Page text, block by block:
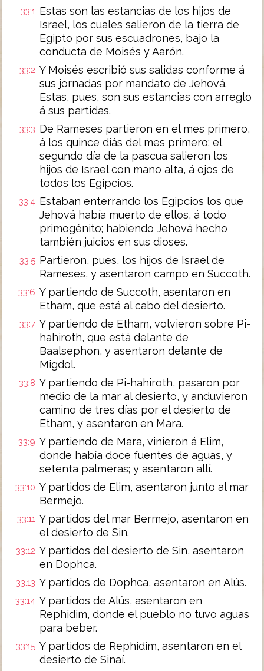
33:1 Estas son las estancias de los hijos de
Israel, los cuales salieron de la tierra de
Egipto por sus escuadrones, bajo la
conducta de Moisés y Aarón.
33:2 Y Moisés escribió sus salidas conforme á
sus jornadas por mandato de Jehová.
Estas, pues, son sus estancias con arreglo
á sus partidas.
33:3 De Rameses partieron en el mes primero,
á los quince diás del mes primero: el
segundo día de la pascua salieron los
hijos de Israel con mano alta, á ojos de
todos los Egipcios.
33:4 Estaban enterrando los Egipcios los que
Jehová había muerto de ellos, á todo
primogénito; habiendo Jehová hecho
también juicios en sus dioses.
33:5 Partieron, pues, los hijos de Israel de
Rameses, y asentaron campo en Succoth.
33:6 Y partiendo de Succoth, asentaron en
Etham, que está al cabo del desierto.
33:7 Y partiendo de Etham, volvieron sobre Pi-
hahiroth, que está delante de
Baalsephon, y asentaron delante de
Migdol.
33:8 Y partiendo de Pi-hahiroth, pasaron por
medio de la mar al desierto, y anduvieron
camino de tres días por el desierto de
Etham, y asentaron en Mara.
33:9 Y partiendo de Mara, vinieron á Elim,
donde había doce fuentes de aguas, y
setenta palmeras; y asentaron allí.
33:10 Y partidos de Elim, asentaron junto al mar
Bermejo.
33:11 Y partidos del mar Bermejo, asentaron en
el desierto de Sin.
33:12 Y partidos del desierto de Sin, asentaron
en Dophca.
33:13 Y partidos de Dophca, asentaron en Alús.
33:14 Y partidos de Alús, asentaron en
Rephidim, donde el pueblo no tuvo aguas
para beber.
33:15 Y partidos de Rephidim, asentaron en el
desierto de Sinaí.